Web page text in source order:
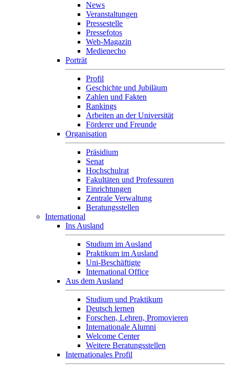
News
Veranstaltungen
Pressestelle
Pressefotos
Web-Magazin
Medienecho
Porträt
Profil
Geschichte und Jubiläum
Zahlen und Fakten
Rankings
Arbeiten an der Universität
Förderer und Freunde
Organisation
Präsidium
Senat
Hochschulrat
Fakultäten und Professuren
Einrichtungen
Zentrale Verwaltung
Beratungsstellen
International
Ins Ausland
Studium im Ausland
Praktikum im Ausland
Uni-Beschäftigte
International Office
Aus dem Ausland
Studium und Praktikum
Deutsch lernen
Forschen, Lehren, Promovieren
Internationale Alumni
Welcome Center
Weitere Beratungsstellen
Internationales Profil